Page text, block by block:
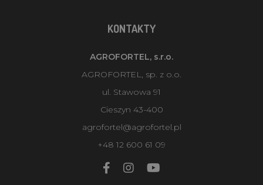
KONTAKTY
AGROFORTEL, s.r.o.
AGROFORTEL, sp. z o.o.
ul. Stawowa 91
Cieszyn 43-400
agrofortel@agrofortel.pl
+48 12 600 61 09